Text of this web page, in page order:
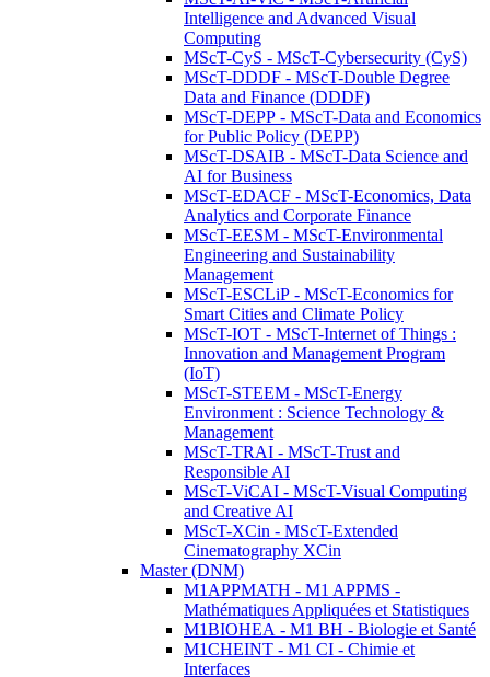
Intelligence and Advanced Visual
Computing
MScT-CyS - MScT-Cybersecurity (CyS)
MScT-DDDF - MScT-Double Degree
Data and Finance (DDDF)
MScT-DEPP - MScT-Data and Economics
for Public Policy (DEPP)
MScT-DSAIB - MScT-Data Science and
AI for Business
MScT-EDACF - MScT-Economics, Data
Analytics and Corporate Finance
MScT-EESM - MScT-Environmental
Engineering and Sustainability
Management
MScT-ESCLiP - MScT-Economics for
Smart Cities and Climate Policy
MScT-IOT - MScT-Internet of Things :
Innovation and Management Program
(IoT)
MScT-STEEM - MScT-Energy
Environment : Science Technology &
Management
MScT-TRAI - MScT-Trust and
Responsible AI
MScT-ViCAI - MScT-Visual Computing
and Creative AI
MScT-XCin - MScT-Extended
Cinematography XCin
Master (DNM)
M1APPMATH - M1 APPMS -
Mathématiques Appliquées et Statistiques
M1BIOHEA - M1 BH - Biologie et Santé
M1CHEINT - M1 CI - Chimie et
Interfaces